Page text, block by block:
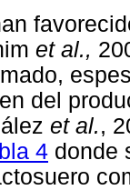
et al.,
del
et al.,
4 donde